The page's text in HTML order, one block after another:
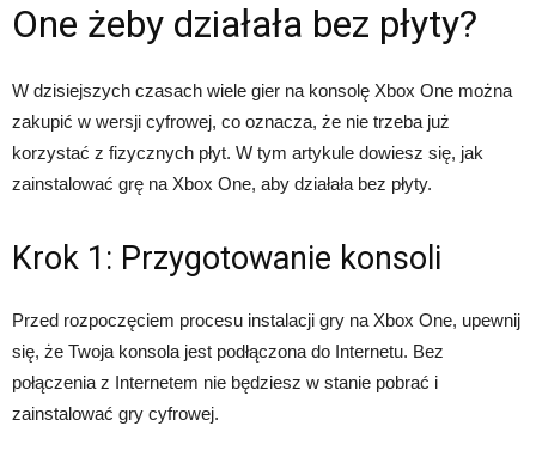
One żeby działała bez płyty?
W dzisiejszych czasach wiele gier na konsolę Xbox One można
zakupić w wersji cyfrowej, co oznacza, że ​​nie trzeba już
korzystać z fizycznych płyt. W tym artykule dowiesz się, jak
zainstalować grę na Xbox One, aby działała bez płyty.
Krok 1: Przygotowanie konsoli
Przed rozpoczęciem procesu instalacji gry na Xbox One, upewnij
się, że Twoja konsola jest podłączona do Internetu. Bez
połączenia z Internetem nie będziesz w stanie pobrać i
zainstalować gry cyfrowej.